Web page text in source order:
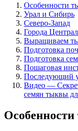
Особенности
Урал и Сибирь
Северо-Запад
Города
Выращиваем
Подготовка
Подготовка
Пошаговая
Последующий
Видео —
семян тыквы